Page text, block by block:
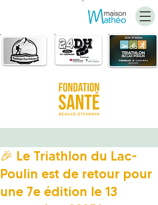
🎉 Le Triathlon du Lac-
Poulin est de retour pour
une 7e édition le 13